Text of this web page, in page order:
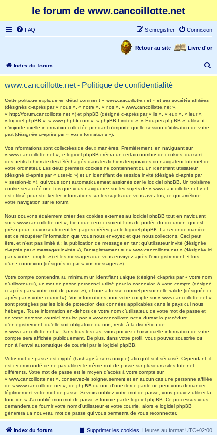
le forum de www.cancoillotte.net
FAQ Connexion
S’enregistrer
Livre d'or
Retour au site
Index du forum
e
www.cancoillotte.net - Politique de confidentialité
Cette politique explique en détail comment « www.cancoillotte.net » et ses sociétés affiliées
(désignés ci-après par « nous », « notre », « nos », « www.cancoillotte.net »,
« http://forum.cancoillotte.net ») et phpBB (désigné ci-après par « ils », « eux », « leur »,
« logiciel phpBB », « www.phpbb.com », « phpBB Limited », « Équipes phpBB ») utilisent
n’importe quelle information collectée pendant n’importe quelle session d’utilisation de votre
part (désignée ci-après par « vos informations »).
Vos informations sont collectées de deux manières. Premièrement, en naviguant sur
« www.cancoillotte.net », le logiciel phpBB créera un certain nombre de cookies, qui sont
des petits fichiers textes téléchargés dans les fichiers temporaires du navigateur Internet de
votre ordinateur. Les deux premiers cookies ne contiennent qu’un identifiant utilisateur
(désigné ci-après par « user-id ») et un identifiant de session invité (désigné ci-après par
« session-id »), qui vous sont automatiquement assignés par le logiciel phpBB. Un troisième
cookie sera créé une fois que vous naviguerez sur les sujets de « www.cancoillotte.net » et
est utilisé pour stocker les informations sur les sujets que vous avez lus, ce qui améliore
votre navigation sur le forum.
Nous pouvons également créer des cookies externes au logiciel phpBB tout en naviguant
sur « www.cancoillotte.net », bien que ceux-ci soient hors de portée du document qui est
prévu pour couvrir seulement les pages créées par le logiciel phpBB. La seconde manière
est de récupérer l’information que vous nous envoyez et que nous collectons. Ceci peut
être, et n’est pas limité à : la publication de message en tant qu’utilisateur invité (désignée
ci-après par « messages invités »), l’enregistrement sur « www.cancoillotte.net » (désignée ici
par « votre compte ») et les messages que vous envoyez après l’enregistrement et lors
d’une connexion (désignés ici par « vos messages »).
Votre compte contiendra au minimum un identifiant unique (désigné ci-après par « votre nom
d’utilisateur »), un mot de passe personnel utilisé pour la connexion à votre compte (désigné
ci-après par « votre mot de passe »), et une adresse courriel personnelle valide (désignée ci-
après par « votre courriel »). Vos informations pour votre compte sur « www.cancoillotte.net »
sont protégées par les lois de protection des données applicables dans le pays qui nous
héberge. Toute information en-dehors de votre nom d’utilisateur, de votre mot de passe et
de votre adresse courriel requise par « www.cancoillotte.net » durant la procédure
d’enregistrement, qu’elle soit obligatoire ou non, reste à la discrétion de
« www.cancoillotte.net ». Dans tous les cas, vous pouvez choisir quelle information de votre
compte sera affichée publiquement. De plus, dans votre profil, vous pouvez souscrire ou
non à l’envoi automatique de courriel par le logiciel phpBB.
Votre mot de passe est crypté (hashage à sens unique) afin qu’il soit sécurisé. Cependant, il
est recommandé de ne pas utiliser le même mot de passe sur plusieurs sites Internet
différents. Votre mot de passe est le moyen d’accès à votre compte sur
« www.cancoillotte.net », conservez-le soigneusement et en aucun cas une personne affiliée
de « www.cancoillotte.net », de phpBB ou une d’une tierce partie ne peut vous demander
légitimement votre mot de passe. Si vous oubliez votre mot de passe, vous pouvez utiliser la
fonction « J’ai oublié mon mot de passe » fournie par le logiciel phpBB. Ce processus vous
demandera de fournir votre nom d’utilisateur et votre courriel, alors le logiciel phpBB
générera un nouveau mot de passe qui vous permettra de vous reconnecter.
Index du forum Heures au format UTC+02:00
Supprimer les cookies